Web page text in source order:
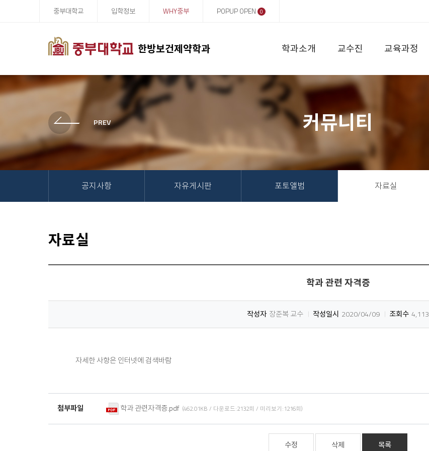
한방보건제약학과
중부대학교 입학정보 WHY중부 POPUP OPEN 0
학과소개 교수진 교육과정
커뮤니티
공지사항 자유게시판 포토앨범 자료실
자료실
학과 관련 자격증
작성자 장준복 교수 작성일시 2020/04/09 조회수 4,113
자세한 사항은 인터넷에 검색바람
첨부파일 학과 관련자격증.pdf (462.01KB / 다운로드:2132회 / 미리보기:1216회)
수정 삭제 목록